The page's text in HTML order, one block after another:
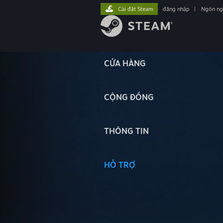
CỬA HÀNG
CỘNG ĐỒNG
THÔNG TIN
HỖ TRỢ
Cài đặt Steam đăng nhập Ngôn